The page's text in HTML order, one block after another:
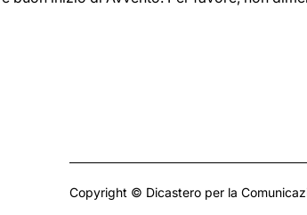
Copyright © Dicastero per la